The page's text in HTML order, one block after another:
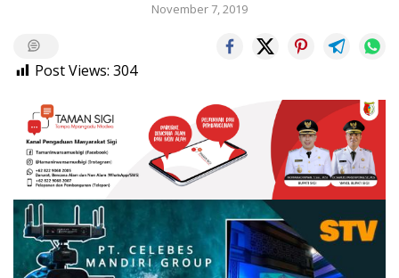
November 7, 2019
Post Views: 304